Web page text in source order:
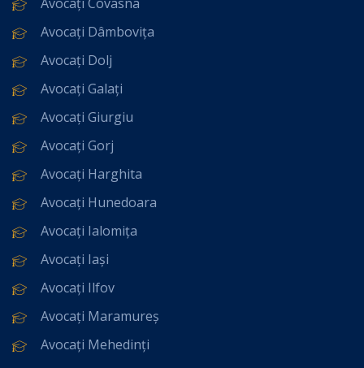
Avocați Dâmbovița
Avocați Dolj
Avocați Galați
Avocați Giurgiu
Avocați Gorj
Avocați Harghita
Avocați Hunedoara
Avocați Ialomița
Avocați Iași
Avocați Ilfov
Avocați Maramureș
Avocați Mehedinți